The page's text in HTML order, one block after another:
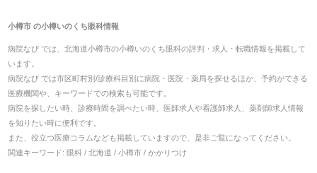
小樽市の小樽いのくち眼科情報
病院なび では、 北海道小樽市の小樽いのくち眼科の評判・求人・転職情報を掲載して
います。
病院なび では市区町村別/診療科目別に病院・医院・薬局を探せるほか、予約ができる
医療機関や、キーワードでの検索も可能です。
病院を探したい時、診療時間を調べたい時、医師求人や看護師求人、薬剤師求人情報
を知りたい時に便利です。
また、役立つ医療コラムなども掲載していますので、是非ご覧になってください。
関連キーワード: 眼科 / 北海道 / 小樽市 / かかりつけ